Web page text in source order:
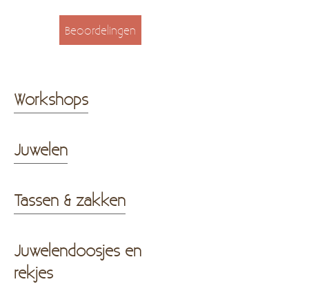
Workshops
Juwelen
Tassen & zakken
Juwelendoosjes en
rekjes
Beoordelingen